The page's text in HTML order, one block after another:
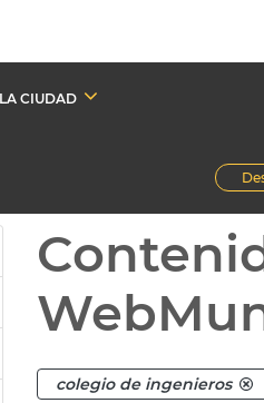
LA CIUDAD
colegio de ingenieros